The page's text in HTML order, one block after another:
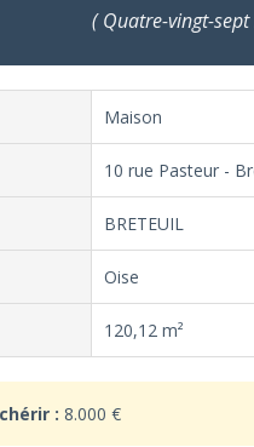
( Quatre-vingt-
Maison
10 rue Pasteur -
BRETEUIL
Oise
120,12 m²
: 8.000 €